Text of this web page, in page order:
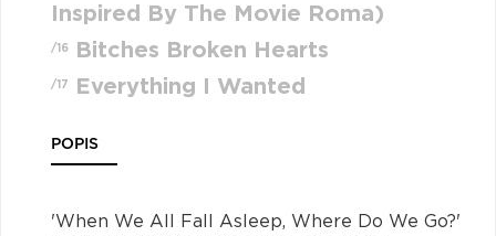
Inspired By The Movie Roma)
/16 Bitches Broken Hearts
/17 Everything I Wanted
POPIS
'When We All Fall Asleep, Where Do We Go?'